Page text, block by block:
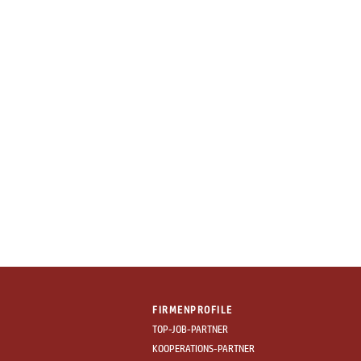
FIRMENPROFILE
TOP-JOB-PARTNER
KOOPERATIONS-PARTNER